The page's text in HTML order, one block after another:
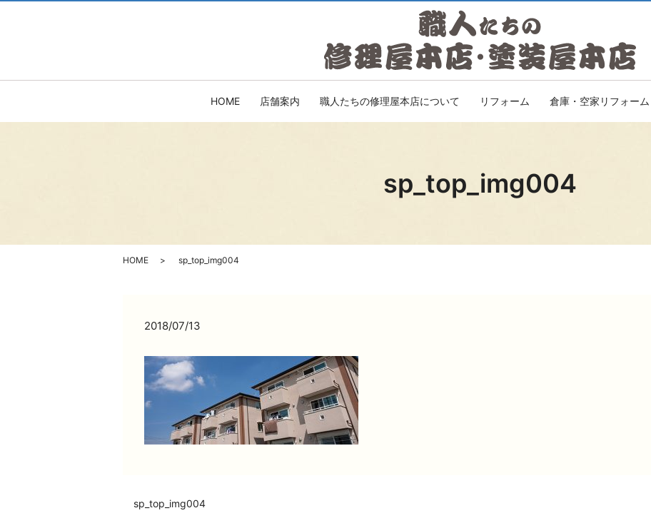
HOME 店舗案内 職人たちの修理屋本店について リフォーム 倉庫・空家リフォーム
sp_top_img004
HOME sp_top_img004
2018/07/13
sp_top_img004